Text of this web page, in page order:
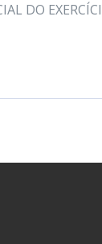
DO